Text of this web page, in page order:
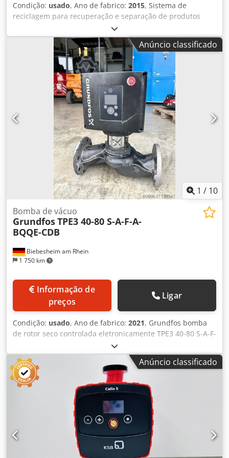
Condição: usado, Ano de fabrico: 2015, Sistema de
reciclagem para recuperação e separação de produtos
plásticos e de borracha de reforços têxteis, como diversos
tipos de mangueiras de borracha, PVC, lonas, faixas e
outros materiais plásticos nos quais haja reforço têxtil. O
sistema coopera com um grupo de granulação e um
sistema de separação. Capacidade horária: 50 - 80 kg/h
Dimensões do inserto: 270 x 120 mm + fi 80 mm
Comprimento da lâmina: 3x2 + 2x2 Chodpfx Ahswpkw
Estsa Diâmetro do rotor: 250 mm Comprimento de corte:
600 mm Potência do motor: 22 kW Dimensões: 3200 x 3000
mm Altura: 2500 mm Peso: 1000 kg Ano de produção: 2015
. Condição técnica: máquina usada, todos os motores
funcionais. Sem tampa superior com dimensões: 400x300
mm para carregamento do produto. Documentação técnica
completa e original disponível. .
Anúncio classificado
1 / 10
Biebesheim am Rhein
1 750 km
Bomba de vácuo
GrundfosTPE3 40-80 S-A-F-A-
BQQE-CDB
preços
Ligar
Condição: usado, Ano de fabrico: 2021, Grundfos bomba
de rotor seco controlada eletronicamente TPE3 40-80 S-A-F-
A-BQQE-CDB Art. 99272194 Bomba inline monobloco com
motor MGE de velocidade controlada PN16. 3 x 380-500 V
DN100 com motor MGE90SC 2-56C-IA-150 P.C.: 2114
Oferecemos a bomba de rotor seco controlada
eletronicamente da Grundfos. ⭐︎ Estado: bom (usado) A
bomba de rotor seco controlada eletronicamente está
usada, mas pronta para uso. A bomba funcionava
perfeitamente até ser retirada há algumas semanas.
Cedpfsyf Hf Nsx Ahtjha Fabricante: Grundfos Tipo: TPE3
40-80 S-A-F-A-BQQE-CDB Descrição: bomba inline
monobloco com motor MGE de velocidade controlada
Anúncio classificado